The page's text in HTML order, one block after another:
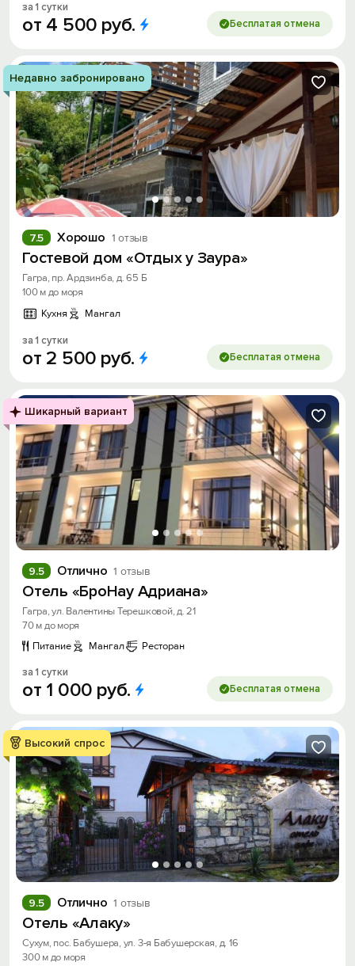
за 1 сутки
от 4 500 руб. Бесплатая отмена
Недавно забронировано
Хорошо 1 отзыв
7.5
Гостевой дом «Отдых у Заура»
Гагра, пр. Ардзинба, д. 65 Б
100 м до моря
Кухня
Мангал
за 1 сутки
от 2 500 руб. Бесплатая отмена
Шикарный вариант
Отлично 1 отзыв
9.5
Отель «БроНау Адриана»
Гагра, ул. Валентины Терешковой, д. 21
70 м до моря
Питание
Мангал Ресторан
за 1 сутки
от 1 000 руб. Бесплатая отмена
Высокий спрос
Отлично 1 отзыв
9.5
Отель «Алаку»
Сухум, пос. Бабушера, ул. 3-я Бабушерская, д. 16
300 м до моря